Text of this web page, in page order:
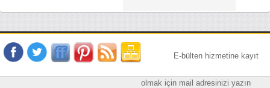
E-bülten hizmetine kayıt
olmak için mail adresinizi yazın